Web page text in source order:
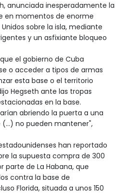
anunciada inesperadamente la
en momentos de enorme
sobre la isla, mediante
y un asfixiante bloqueo
el gobierno de Cuba
o acceder a tipos de armas
esta base o el territorio
Hegseth ante las tropas
en la base.
abriendo la puerta a una
no pueden mantener",
han reportado
la supuesta compra de 300
parte de La Habana, que
contra la base de
Florida, situada a unos 150